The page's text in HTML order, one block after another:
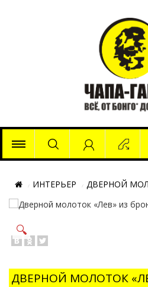
ИНТЕРЬЕР ДВЕРНОЙ
🔍
ДВЕРНОЙ МОЛОТОК